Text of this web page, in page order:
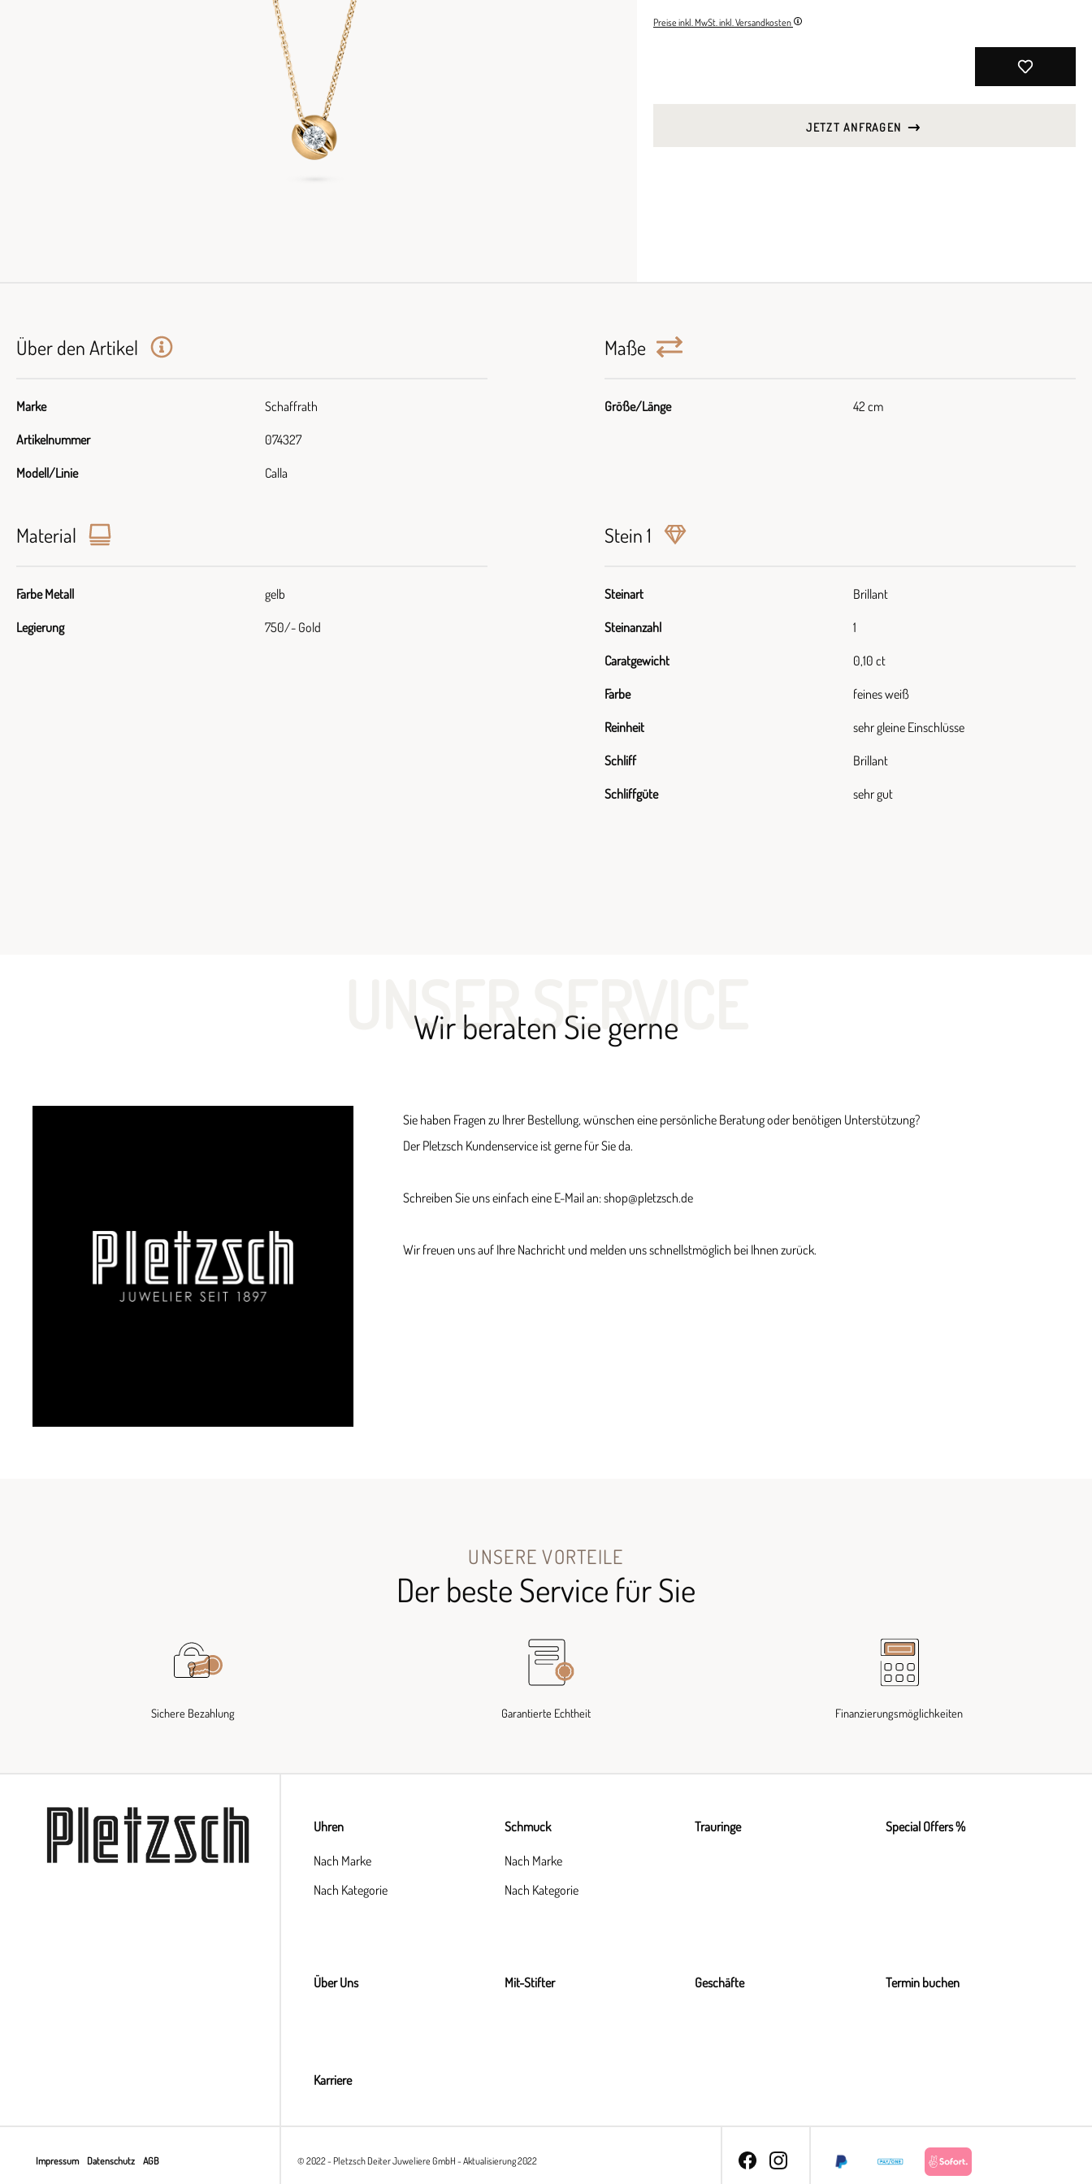
Preise inkl. MwSt. inkl. Versandkosten
JETZT ANFRAGEN
Über den Artikel
Marke Schaffrath
Artikelnummer 074327
Modell/Linie Calla
Maße
Größe/Länge 42 cm
Material
Farbe Metall gelb
Legierung 750/- Gold
Stein 1
Steinart Brillant
Steinanzahl 1
Caratgewicht 0,10 ct
Farbe feines weiß
Reinheit sehr gleine Einschlüsse
Schliff Brillant
Schliffgüte sehr gut
UNSER SERVICE
Wir beraten Sie gerne
Sie haben Fragen zu Ihrer Bestellung, wünschen eine persönliche Beratung oder benötigen Unterstützung?
Der Pletzsch Kundenservice ist gerne für Sie da.
Schreiben Sie uns einfach eine E-Mail an: shop@pletzsch.de
Wir freuen uns auf Ihre Nachricht und melden uns schnellstmöglich bei Ihnen zurück.
UNSERE VORTEILE
Der beste Service für Sie
Sichere Bezahlung Garantierte Echtheit Finanzierungsmöglichkeiten
Uhren
Nach Marke
Nach Kategorie
Schmuck
Nach Marke
Nach Kategorie
Trauringe Special Offers %
Über Uns Mit-Stifter Geschäfte Termin buchen
Karriere
Impressum Datenschutz AGB © 2022 - Pletzsch Deiter Juweliere GmbH - Aktualisierung 2022